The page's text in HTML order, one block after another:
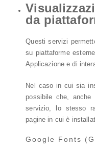
da
Questi servizi
su piattaforme
Applicazione e di
Nel caso in cui sia
possibile che,
servizio, lo stesso
pagine in cui è
Google Fonts